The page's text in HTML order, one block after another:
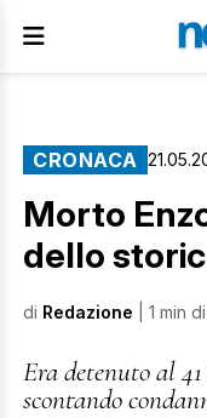
CRONACA
Morto
dello
di Redazione | 1 min
Era detenuto al
scontando